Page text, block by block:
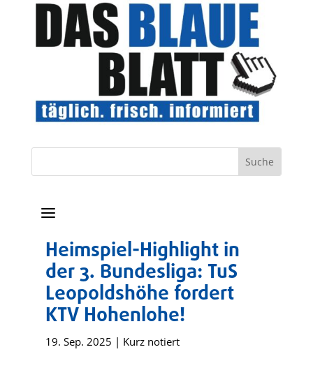
a
Heimspiel-Highlight in
der 3. Bundesliga: TuS
Leopoldshöhe fordert
KTV Hohenlohe!
19. Sep. 2025 | Kurz notiert